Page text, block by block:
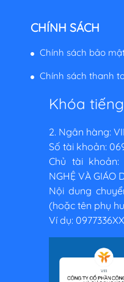
CHÍNH SÁCH
Chính sách bảo
Chính sách thanh
Khóa
2. Ngân hàng:
Số tài khoản:
Chủ tài khoản:
NGHỆ VÀ GIÁO
Nội dung
(hoặc tên phụ
Ví dụ: